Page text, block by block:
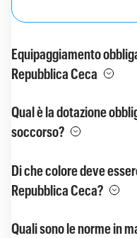
Equipaggiamento
Repubblica Ceca
Qual è la dotazione
soccorso?
Di che colore deve
Repubblica Ceca?
Quali sono le norme in